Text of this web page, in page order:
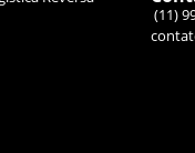
(11)